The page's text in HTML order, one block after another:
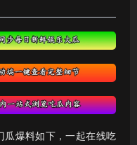
瓜爆料如下，一起在线吃